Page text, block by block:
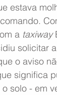
estava
a taxiway
solicitar
o aviso
significa
solo - em